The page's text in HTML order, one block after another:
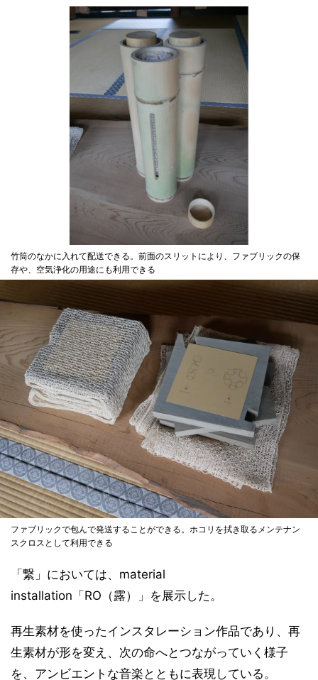
竹筒のなかに入れて配送できる。前面のスリットにより、ファブリックの保
存や、空気浄化の用途にも利用できる
ファブリックで包んで発送することができる。ホコリを拭き取るメンテナン
スクロスとして利用できる
「繋」においては、material
installation「RO（露）」を展示した。
再生素材を使ったインスタレーション作品であり、再
生素材が形を変え、次の命へとつながっていく様子
を、アンビエントな音楽とともに表現している。